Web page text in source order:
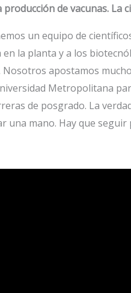
de vacunas. La
un equipo de
la planta y a los
apostamos
Metropolitana
de posgrado. La
una mano. Hay que seguir